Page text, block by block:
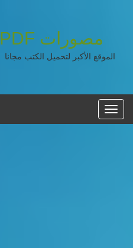
مصورات PDF
الموقع الأكبر لتحميل الكتب مجانا
القائمه
الرئيسية